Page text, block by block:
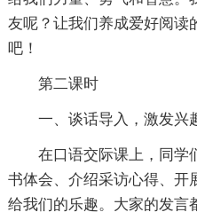
友呢？让我们养成爱好阅读
吧！
第二课时
一、谈话导入，激发兴
在口语交际课上，同学
书体会、介绍采访心得、开
给我们的乐趣。大家的发言